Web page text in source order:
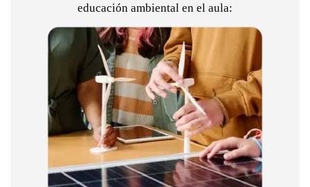
educación ambiental en el aula: